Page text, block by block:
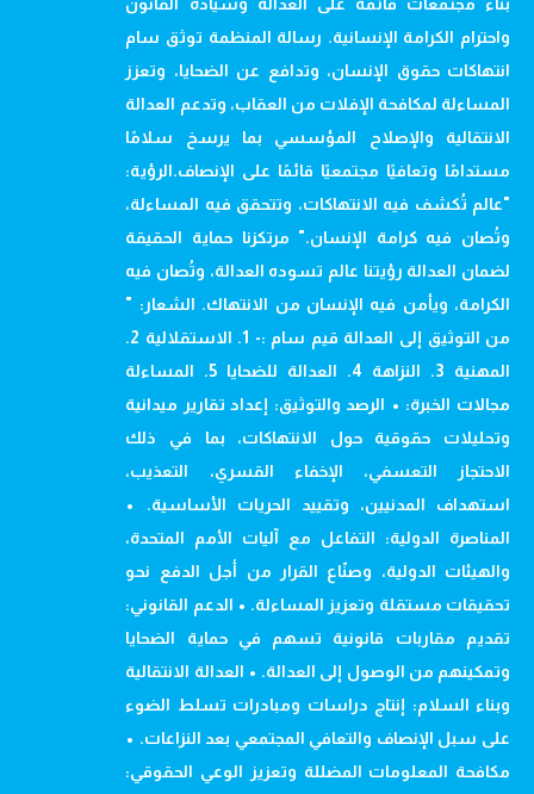
واحترام الكرامة الإنسانية. رسالة المنظمة توثق سام
انتهاكات حقوق الإنسان، وتدافع عن الضحايا، وتعزز
المساءلة لمكافحة الإفلات من العقاب، وتدعم العدالة
الانتقالية والإصلاح المؤسسي بما يرسخ سلامًا
مستدامًا وتعافيًا مجتمعيًا قائمًا على الإنصاف.الرؤية:
"عالم تُكشف فيه الانتهاكات، وتتحقق فيه المساءلة،
وتُصان فيه كرامة الإنسان." مرتكزنا حماية الحقيقة
لضمان العدالة رؤيتنا عالم تسوده العدالة، وتُصان فيه
الكرامة، ويأمن فيه الإنسان من الانتهاك. الشعار: "
من التوثيق إلى العدالة قيم سام :- 1. الاستقلالية 2.
المهنية 3. النزاهة 4. العدالة للضحايا 5. المساءلة
مجالات الخبرة: • الرصد والتوثيق: إعداد تقارير ميدانية
وتحليلات حقوقية حول الانتهاكات، بما في ذلك
الاحتجاز التعسفي، الإخفاء القسري، التعذيب،
استهداف المدنيين، وتقييد الحريات الأساسية. •
المناصرة الدولية: التفاعل مع آليات الأمم المتحدة،
والهيئات الدولية، وصنّاع القرار من أجل الدفع نحو
تحقيقات مستقلة وتعزيز المساءلة. • الدعم القانوني:
تقديم مقاربات قانونية تسهم في حماية الضحايا
وتمكينهم من الوصول إلى العدالة. • العدالة الانتقالية
وبناء السلام: إنتاج دراسات ومبادرات تسلط الضوء
على سبل الإنصاف والتعافي المجتمعي بعد النزاعات. •
مكافحة المعلومات المضللة وتعزيز الوعي الحقوقي: